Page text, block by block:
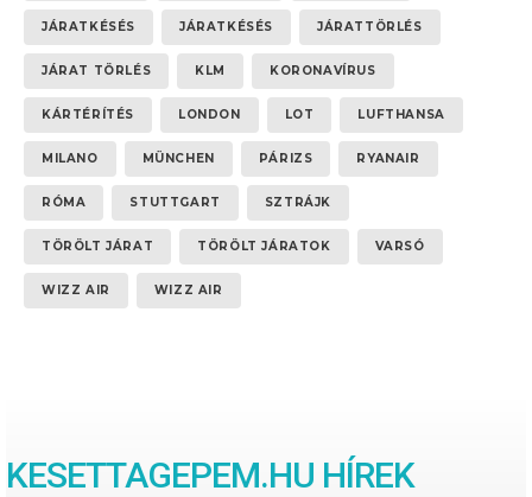
JÁRATKÉSÉS JÁRATKÉSÉS JÁRATTÖRLÉS
JÁRAT TÖRLÉS KLM KORONAVÍRUS
KÁRTÉRÍTÉS LONDON LOT LUFTHANSA
MILANO MÜNCHEN PÁRIZS RYANAIR
RÓMA STUTTGART SZTRÁJK
TÖRÖLT JÁRAT TÖRÖLT JÁRATOK VARSÓ
WIZZ AIR WIZZ AIR
KESETTAGEPEM.HU HÍREK